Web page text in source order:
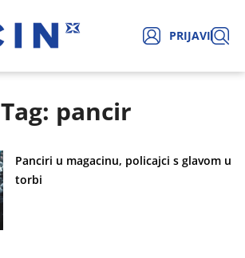
PRIJAVI
Tag: pancir
Panciri u magacinu, policajci s glavom u
torbi